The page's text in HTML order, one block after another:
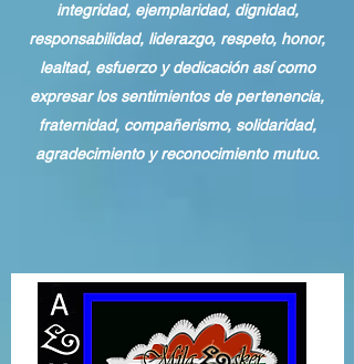
integridad, ejemplaridad, dignidad,
responsabilidad, liderazgo, respeto, honor,
lealtad, esfuerzo y dedicación así como
expresar los sentimientos de pertenencia,
fraternidad, compañerismo, solidaridad,
agradecimiento y reconocimiento mutuo.